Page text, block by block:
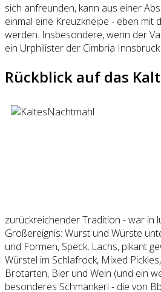
sich anfreunden, kann aus einer
einmal eine Kreuzkneipe - eben mit
werden. Insbesondere, wenn der
ein Urphilister der Cimbria Innsbruck
Rückblick auf das
zurückreichender Tradition - war in
Großereignis: Wurst und Würste
und Formen, Speck, Lachs, pikant
Würstel im Schlafrock, Mixed
Brotarten, Bier und Wein (und ein
besonderes Schmankerl - die von